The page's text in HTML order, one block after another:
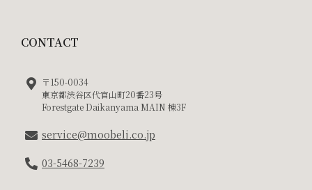
CONTACT
〒150-0034
東京都渋谷区代官山町20番23号
Forestgate Daikanyama MAIN 棟3F
service@moobeli.co.jp
03-5468-7239